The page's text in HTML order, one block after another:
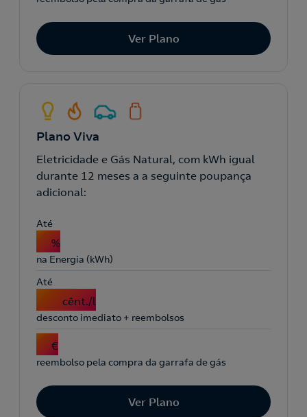
Ver Plano
Plano Viva
Eletricidade e Gás Natural, com kWh igual
durante 12 meses a a seguinte poupança
adicional:
Até
5 %
na Energia (kWh)
Até
cênt./l
desconto imediato + reembolsos
3 €
reembolso pela compra da garrafa de gás
Ver Plano